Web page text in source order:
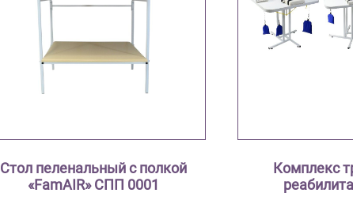
Стол пеленальный с полкой
«FamAIR» СПП 0001
Комплекс